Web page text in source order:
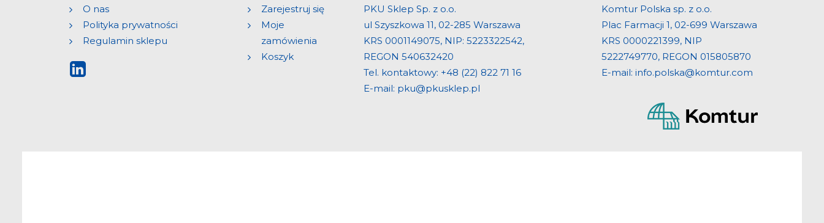
O nas
Polityka prywatności
Regulamin sklepu
Zarejestruj się
Moje
zamówienia
Koszyk
PKU Sklep Sp. z o.o.
ul Szyszkowa 11, 02-285 Warszawa
KRS 0001149075, NIP: 5223322542,
REGON 540632420
Tel. kontaktowy: +48 (22) 822 71 16
E-mail: pku@pkusklep.pl
Komtur Polska sp. z o.o.
Plac Farmacji 1, 02-699 Warszawa
KRS 0000221399, NIP
5222749770, REGON 015805870
E-mail: info.polska@komtur.com